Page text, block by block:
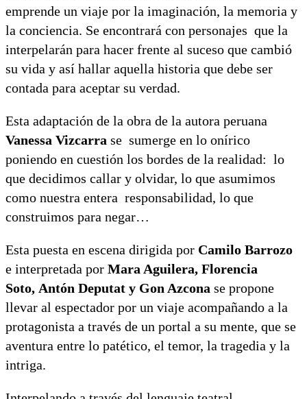
emprende un viaje por la imaginación, la memoria y
la conciencia. Se encontrará con personajes que la
interpelarán para hacer frente al suceso que cambió
su vida y así hallar aquella historia que debe ser
contada para aceptar su verdad.
Esta adaptación de la obra de la autora peruana
Vanessa Vizcarra se sumerge en lo onírico
poniendo en cuestión los bordes de la realidad: lo
que decidimos callar y olvidar, lo que asumimos
como nuestra entera responsabilidad, lo que
construimos para negar…
Esta puesta en escena dirigida por Camilo Barrozo
e interpretada por Mara Aguilera, Florencia
Soto, Antón Deputat y Gon Azcona se propone
llevar al espectador por un viaje acompañando a la
protagonista a través de un portal a su mente, que se
aventura entre lo patético, el temor, la tragedia y la
intriga.